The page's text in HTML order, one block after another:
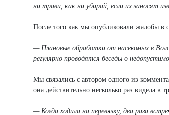
ни трави, как ни убирай, если их заносят
После того как мы опубликовали жалобы в
— Плановые обработки от насекомых в
регулярно проводятся беседы о
Мы связались с автором одного из
она действительно несколько раз видела в
— Когда ходила на перевязку, два раза